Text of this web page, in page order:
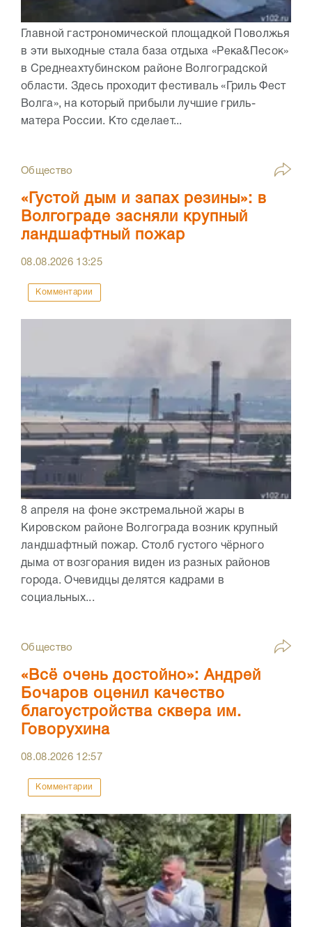
Главной гастрономической площадкой Поволжья
в эти выходные стала база отдыха «Река&Песок»
в Среднеахтубинском районе Волгоградской
области. Здесь проходит фестиваль «Гриль Фест
Волга», на который прибыли лучшие гриль-
матера России. Кто сделает...
Общество
«Густой дым и запах резины»: в
Волгограде засняли крупный
ландшафтный пожар
08.08.2026 13:25
Комментарии
8 апреля на фоне экстремальной жары в
Кировском районе Волгограда возник крупный
ландшафтный пожар. Столб густого чёрного
дыма от возгорания виден из разных районов
города. Очевидцы делятся кадрами в
социальных...
Общество
«Всё очень достойно»: Андрей
Бочаров оценил качество
благоустройства сквера им.
Говорухина
08.08.2026 12:57
Комментарии